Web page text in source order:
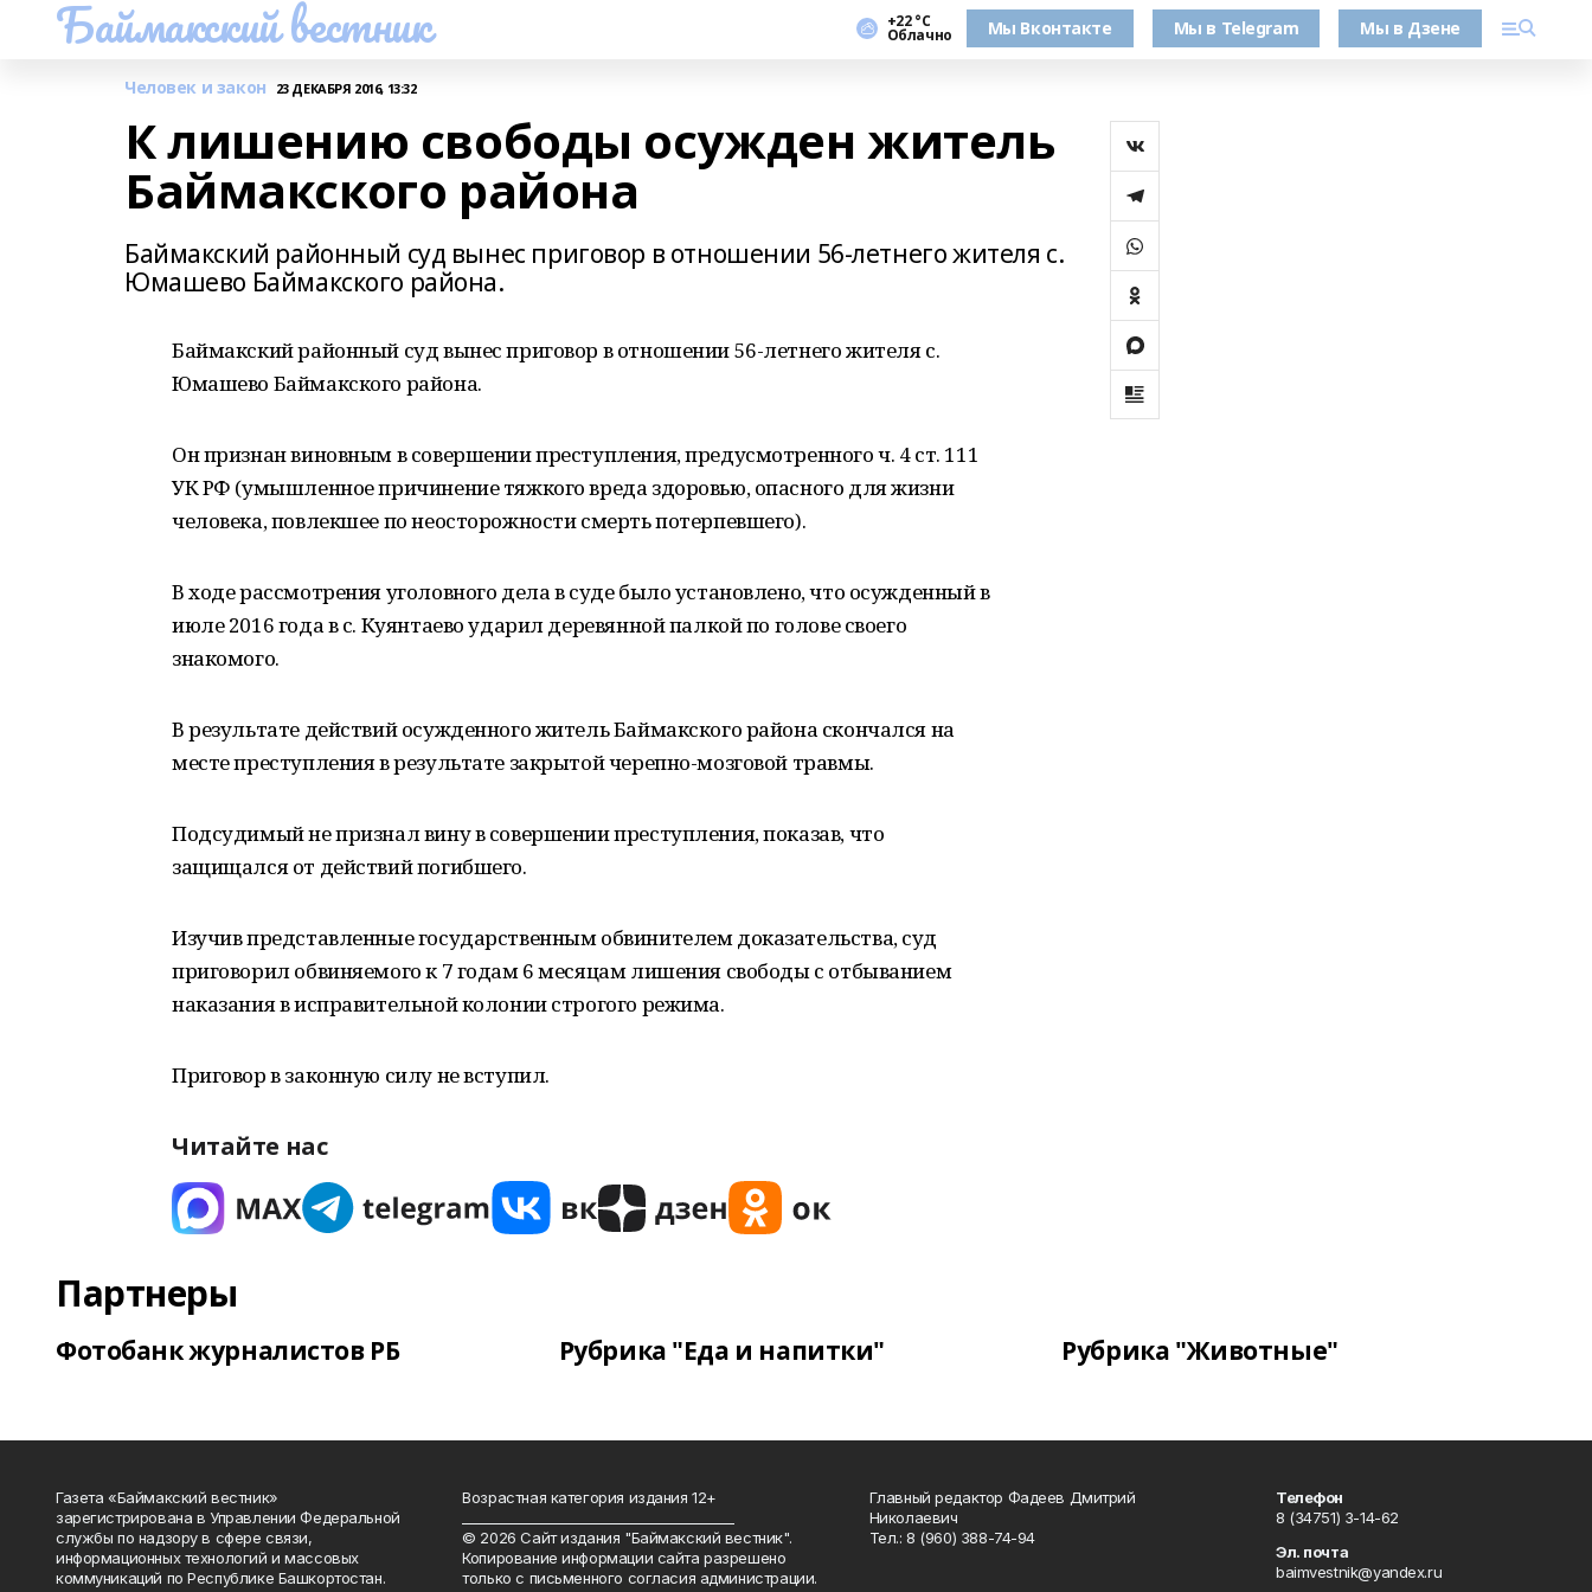
Баймакский вестник +22 °С
Облачно Мы Вконтакте Мы в Telegram Мы в Дзене
Человек и закон 23 ДЕКАБРЯ 2016, 13:32
К лишению свободы осужден житель
Баймакского района
Баймакский районный суд вынес приговор в отношении 56-летнего жителя с.
Юмашево Баймакского района.
Баймакский районный суд вынес приговор в отношении 56-летнего жителя с.
Юмашево Баймакского района.
Он признан виновным в совершении преступления, предусмотренного ч. 4 ст. 111
УК РФ (умышленное причинение тяжкого вреда здоровью, опасного для жизни
человека, повлекшее по неосторожности смерть потерпевшего).
В ходе рассмотрения уголовного дела в суде было установлено, что осужденный в
июле 2016 года в с. Куянтаево ударил деревянной палкой по голове своего
знакомого.
В результате действий осужденного житель Баймакского района скончался на
месте преступления в результате закрытой черепно-мозговой травмы.
Подсудимый не признал вину в совершении преступления, показав, что
защищался от действий погибшего.
Изучив представленные государственным обвинителем доказательства, суд
приговорил обвиняемого к 7 годам 6 месяцам лишения свободы с отбыванием
наказания в исправительной колонии строгого режима.
Приговор в законную силу не вступил.
Читайте нас
Партнеры
Фотобанк журналистов РБ Рубрика "Еда и напитки" Рубрика "Животные"
Газета «Баймакский вестник»
зарегистрирована в Управлении Федеральной
службы по надзору в сфере связи,
информационных технологий и массовых
коммуникаций по Республике Башкортостан.
Возрастная категория издания 12+
© 2026 Сайт издания "Баймакский вестник".
Копирование информации сайта разрешено
только с письменного согласия администрации.
Главный редактор Фадеев Дмитрий
Николаевич
Тел.: 8 (960) 388-74-94
Телефон
8 (34751) 3-14-62
Эл. почта
baimvestnik@yandex.ru